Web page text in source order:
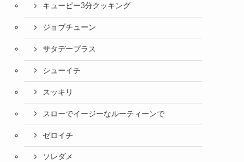
キューピー3分クッキング
ジョブチューン
サタデープラス
シューイチ
スッキリ
スローでイージーなルーティーンで
ゼロイチ
ソレダメ